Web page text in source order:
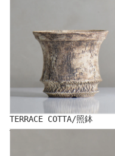
TERRACE COTTA/照鉢
TOUBOU_KIBI/Toubou Kibi